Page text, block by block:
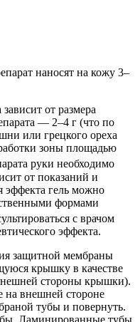
наносят на кожу 3–
от размера
— 2–4 г (что по
или грецкого ореха
зоны площадью
руки необходимо
от показаний и
эффекта гель можно
формами
с врачом
эффекта.
защитной мембраны
крышку в качестве
стороны крышки).
на внешней стороне
тубы и повернуть.
Ламинированные тубы